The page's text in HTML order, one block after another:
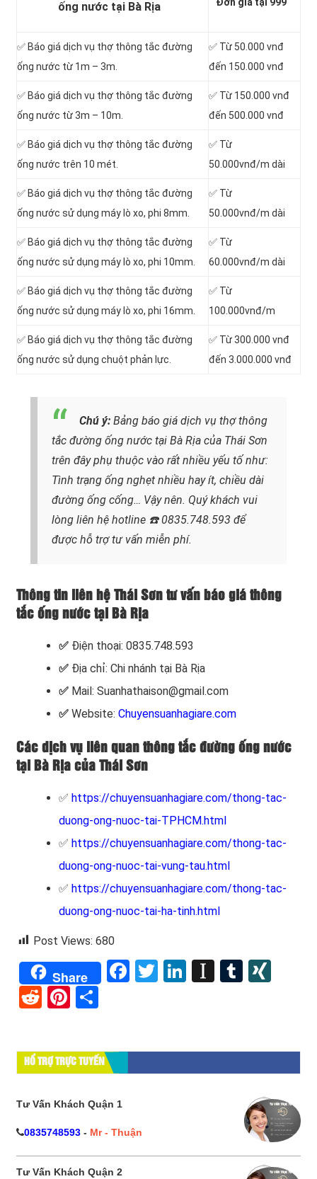
ống nước tại Bà Rịa
✅ Báo giá dịch vụ thợ thông tắc đường
ống nước từ 1m – 3m.
✅ Từ 50.000 vnđ
đến 150.000 vnđ
✅ Báo giá dịch vụ thợ thông tắc đường
ống nước từ 3m – 10m.
✅ Từ 150.000 vnđ
đến 500.000 vnđ
✅ Báo giá dịch vụ thợ thông tắc đường
ống nước trên 10 mét.
✅ Từ
50.000vnđ/m dài
✅ Báo giá dịch vụ thợ thông tắc đường
ống nước sử dụng máy lò xo, phi 8mm.
✅ Từ
50.000vnđ/m dài
✅ Báo giá dịch vụ thợ thông tắc đường
ống nước sử dụng máy lò xo, phi 10mm.
✅ Từ
60.000vnđ/m dài
✅ Báo giá dịch vụ thợ thông tắc đường
ống nước sử dụng máy lò xo, phi 16mm.
✅ Từ
100.000vnđ/m
✅ Báo giá dịch vụ thợ thông tắc đường
ống nước sử dụng chuột phản lực.
✅ Từ 300.000 vnđ
đến 3.000.000 vnđ
Chú ý: Bảng báo giá dịch vụ thợ thông
tắc đường ống nước tại Bà Rịa của Thái Sơn
trên đây phụ thuộc vào rất nhiều yếu tố như:
Tình trạng ống nghẹt nhiều hay ít, chiều dài
đường ống cống… Vậy nên. Quý khách vui
lòng liên hệ hotline ☎️ 0835.748.593 để
được hỗ trợ tư vấn miễn phí.
Thông tin liên hệ Thái Sơn tư vấn báo giá thông
tắc ống nước tại Bà Rịa
✅ Điện thoại: 0835.748.593
✅ Địa chỉ: Chi nhánh tại Bà Rịa
✅ Mail: Suanhathaison@gmail.com
✅ Website: Chuyensuanhagiare.com
Các dịch vụ liên quan thông tắc đường ống nước
tại Bà Rịa của Thái Sơn
✅ https://chuyensuanhagiare.com/thong-tac-
duong-ong-nuoc-tai-TPHCM.html
✅ https://chuyensuanhagiare.com/thong-tac-
duong-ong-nuoc-tai-vung-tau.html
✅ https://chuyensuanhagiare.com/thong-tac-
duong-ong-nuoc-tai-ha-tinh.html
Post Views: 680
Share Facebook
TwitterLinkedInTumblr
RedditPinterest
HỔ TRỢ TRỰC TUYẾN
Tư Vấn Khách Quận 1
0835748593 - Mr - Thuận
Tư Vấn Khách Quận 2